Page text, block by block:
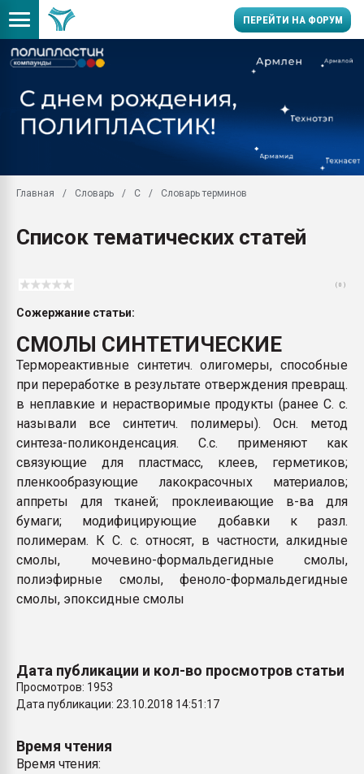
ПЕРЕЙТИ НА ФОРУМ
Вакуум-формовочные
28.07.2026
28.07.2026
ситуацией на
Продам отходы
поликарбоната и АБС-
ПЕРЕЙТИ НА
Главная Словарь С Словарь терминов
Список тематических статей
( 0 )
Сожержание статьи:
СМОЛЫ СИНТЕТИЧЕСКИЕ
Термореактивные синтетич. олигомеры, способные
при переработке в результате отверждения превращ.
в неплавкие и нерастворимые продукты (ранее С. с.
называли все синтетич. полимеры). Осн. метод
синтеза-поликонденсация. С.с. применяют как
связующие для пластмасс, клеев, герметиков;
пленкообразующие лакокрасочных материалов;
аппреты для тканей; проклеивающие в-ва для
бумаги; модифицирующие добавки к разл.
полимерам. К С. с. относят, в частности, алкидные
смолы, мочевино-формальдегидные смолы,
полиэфирные смолы, феноло-формальдегидные
смолы, эпоксидные смолы
Дата публикации и кол-во просмотров статьи
Просмотров: 1953
Дата публикации: 23.10.2018 14:51:17
Время чтения
Время чтения: